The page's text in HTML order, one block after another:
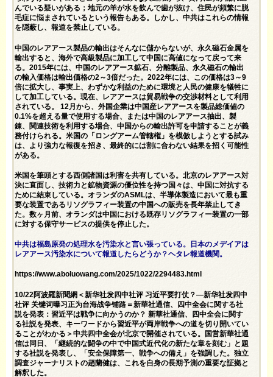
んでいる疑いがある；地元の羊が水を飲んで歯が抜け、住民が頻繁に脱
毛症に悩まされているという報告もある。しかし、中共はこれらの情報
を隠蔽し、報道を禁止している。
中国のレアアース製品の輸出はそんなに儲からないが、永久磁石金属を
輸出すると、海外で高級製品に加工して中国に高値になって戻って来
る。2015年には、中国のレアアース鉱石、分離製品、永久磁石の輸出
の輸入価格は輸出価格の2～3倍だった。2022年には、この価格は3～9
倍に拡大し、事実上、わずかな利益のために環境と人民の健康を犠牲に
して加工している。現在、レアアースは貿易戦争の交渉材料として利用
されている。 12月から、外国企業は中国産レアアースを製品総価値の
0.1%を超える量で使用する場合、または中国のレアアース抽出、製
錬、関連技術を利用する場合、中国からの輸出許可を申請することが義
務付けられる。米国の「ロングアーム管轄権」を模倣しようとする試み
は、より強力な報復を招き、最終的には割に合わない結果を招く可能性
がある。
米国を筆頭とする西側諸国は利害を共有している。北京のレアアース対
決に直面し、技術力と鉱物資源の優位性を持つ国々は、中国に対抗する
ために結束している。オランダのASMLは、半導体製造において最も重
要な装置であるリソグラフィー装置の中国への販売を長年禁止してき
た。数ヶ月前、オランダは中国における既存リソグラフィー装置の一部
に対する保守サービスの提供を停止した。
中共は福島原発の処理水を汚染水と言い張っている。日本のメデイアは
レアアース汚染水について報道したらどうか？ヘタレ報道機関。
https://www.aboluowang.com/2025/1022/2294483.html
10/22阿波羅新聞網＜新华社发四中社评 习近平要打仗？—新华社发四中
社评 关键词曝习正为台海战争铺路＝新華社通信、四中全会に関する社
説を発表：習近平は戦争に向かうのか？ 新華社通信、四中全会に関す
る社説を発表、キーワードから習近平が両岸戦争への道を切り開いてい
ることがわかる＞中共四中全会が北京で開催されている。国営新華社通
信は同日、「継続的な闘争の中で中国式近代化の新たな章を刻む」と題
する社説を発表し、「安全保障第一、戦争への備え」を強調した。独立
調査ジャーナリストの趙蘭健は、これを自身の長期予測の重要な証拠と
解釈した。